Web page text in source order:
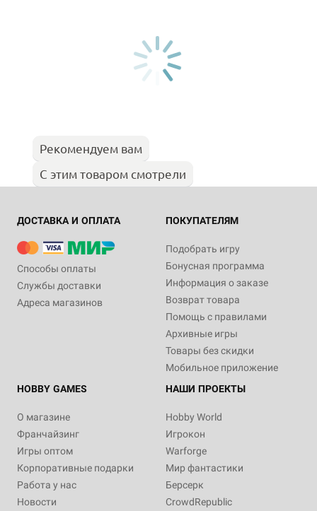
Рекомендуем вам
С этим товаром смотрели
ДОСТАВКА И ОПЛАТА
Способы оплаты
Службы доставки
Адреса магазинов
ПОКУПАТЕЛЯМ
Подобрать игру
Бонусная программа
Информация о заказе
Возврат товара
Помощь с правилами
Архивные игры
Товары без скидки
Мобильное приложение
HOBBY GAMES
О магазине
Франчайзинг
Игры оптом
Корпоративные подарки
Работа у нас
Новости
НАШИ ПРОЕКТЫ
Hobby World
Игрокон
Warforge
Мир фантастики
Берсерк
CrowdRepublic